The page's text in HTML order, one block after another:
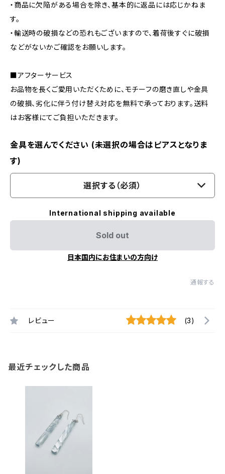
・商品に欠陥がある場合を除き、基本的に返品には応じかねま
す。
・輸送時の破損などの恐れもございますので、着荷後すぐに破損
などがないかご確認をお願いします。
■アフターサービス
お品物を長くご愛用いただくために、モチーフの磨き直しや金具
の破損、劣化に伴う付け替え対応を無料で承っております。送料
はお客様にてご負担いただきます。
金具を選んでください (未選択の場合はピアスとなりま
す)
選択する（必須）
International shipping available
Sold out
日本国内にお住まいの方向け
通報する
レビュー (3)
最近チェックした商品